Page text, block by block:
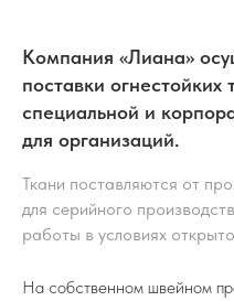
Компания «Лиана»
поставки огнестойких
специальной и
для организаций.
Ткани поставляются от
для серийного
работы в условиях
На собственном швейном